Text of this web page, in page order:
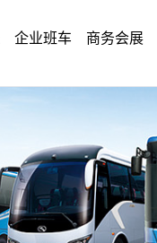
企业班车 商务会展